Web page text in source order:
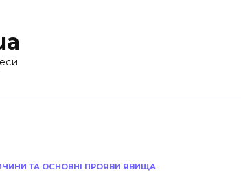
ТА ОСНОВНІ ПРОЯВИ ЯВИЩА